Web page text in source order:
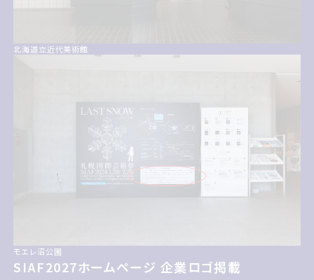
北海道立近代美術館
モエレ沼公園
サイアフ2027ホームページ 企業ロゴ掲載
SIAF2027ホームページ 企業ロゴ掲載